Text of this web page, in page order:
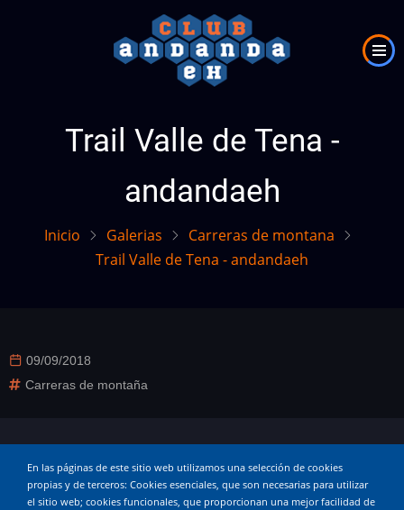
Trail Valle de Tena -
andandaeh
Inicio Galerias
Carreras de montana
Trail Valle de Tena - andandaeh
En las páginas de este sitio web utilizamos una selección de cookies
propias y de terceros: Cookies esenciales, que son necesarias para utilizar
el sitio web; cookies funcionales, que proporcionan una mejor facilidad de
09/09/2018
Carreras de montaña